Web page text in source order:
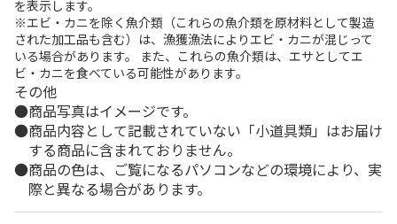
を表示します。
※エビ・カニを除く魚介類（これらの魚介類を原材料として製造
された加工品も含む）は、漁獲漁法によりエビ・カニが混じって
いる場合があります。 また、これらの魚介類は、エサとしてエ
ビ・カニを食べている可能性があります。
その他
商品写真はイメージです。
商品内容として記載されていない「小道具類」はお届け
する商品に含まれておりません。
商品の色は、ご覧になるパソコンなどの環境により、実
際と異なる場合があります。